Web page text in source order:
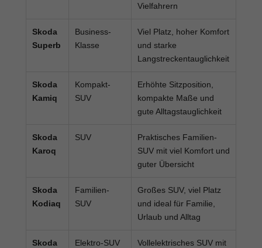
Vielfahrern
Skoda
Superb
Business-
Klasse
Viel Platz, hoher Komfort
und starke
Langstreckentauglichkeit
Skoda
Kamiq
Kompakt-
SUV
Erhöhte Sitzposition,
kompakte Maße und
gute Alltagstauglichkeit
Skoda
Karoq
SUV
Praktisches Familien-
SUV mit viel Komfort und
guter Übersicht
Skoda
Kodiaq
Familien-
SUV
Großes SUV, viel Platz
und ideal für Familie,
Urlaub und Alltag
Skoda
Elektro-SUV
Vollelektrisches SUV mit